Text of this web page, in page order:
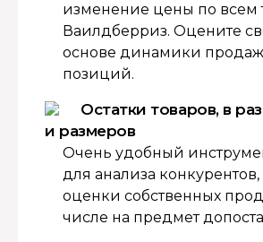
изменение цены по всем
Ваилдберриз. Оцените
основе динамики
позиций.
Остатки товаров, в
и размеров
Очень удобный
для анализа
оценки собственных
числе на предмет